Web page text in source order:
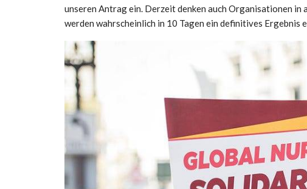
unseren Antrag ein. Derzeit denken auch Organisationen
werden wahrscheinlich in 10 Tagen ein definitives Ergebnis